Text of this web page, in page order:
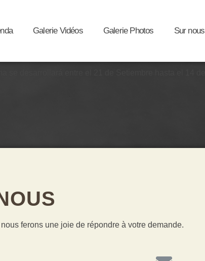
Galerie Vidéos Galerie Photos Sur nous
ferons une joie de répondre à votre demande.